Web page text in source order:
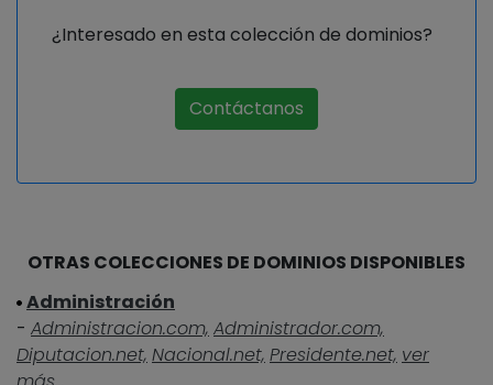
¿Interesado en esta colección de dominios?
Contáctanos
OTRAS COLECCIONES DE DOMINIOS DISPONIBLES
Administración
- Administracion.com, Administrador.com,
Diputacion.net, Nacional.net, Presidente.net, ver